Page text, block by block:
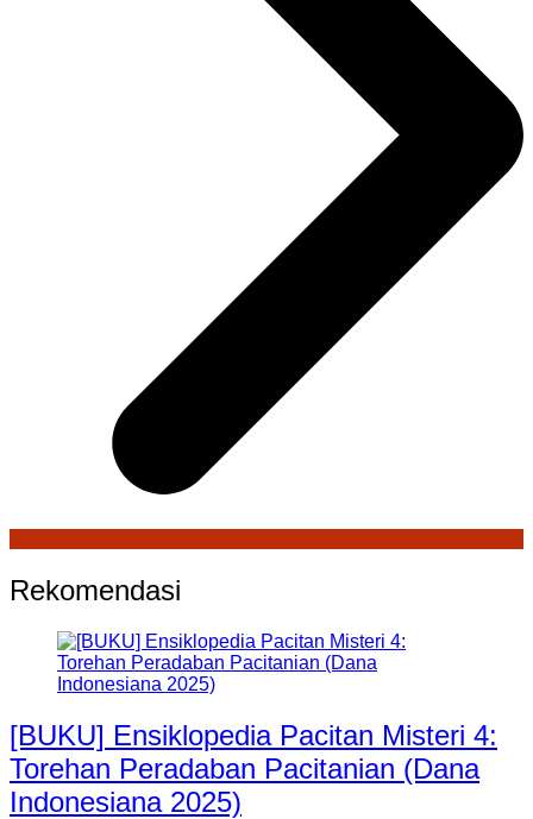
Rekomendasi
[BUKU] Ensiklopedia Pacitan Misteri 4:
Torehan Peradaban Pacitanian (Dana
Indonesiana 2025)